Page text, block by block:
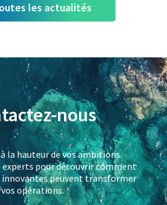
les actualités
nous
la hauteur de vos ambitions.
experts pour découvrir comment
peuvent transformer
vos opérations.